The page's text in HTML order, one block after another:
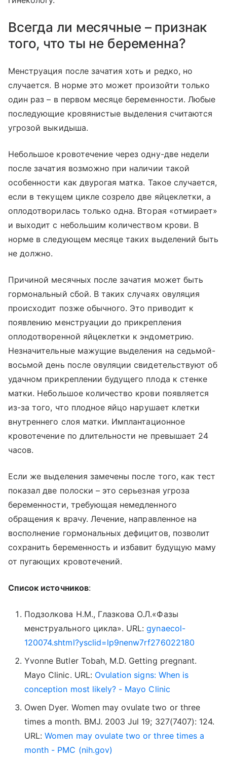
Всегда ли месячные – признак
того, что ты не беременна?
Менструация после зачатия хоть и редко, но
случается. В норме это может произойти только
один раз – в первом месяце беременности. Любые
последующие кровянистые выделения считаются
угрозой выкидыша.
Небольшое кровотечение через одну-две недели
после зачатия возможно при наличии такой
особенности как двурогая матка. Такое случается,
если в текущем цикле созрело две яйцеклетки, а
оплодотворилась только одна. Вторая «отмирает»
и выходит с небольшим количеством крови. В
норме в следующем месяце таких выделений быть
не должно.
Причиной месячных после зачатия может быть
гормональный сбой. В таких случаях овуляция
происходит позже обычного. Это приводит к
появлению менструации до прикрепления
оплодотворенной яйцеклетки к эндометрию.
Незначительные мажущие выделения на седьмой-
восьмой день после овуляции свидетельствуют об
удачном прикреплении будущего плода к стенке
матки. Небольшое количество крови появляется
из-за того, что плодное яйцо нарушает клетки
внутреннего слоя матки. Имплантационное
кровотечение по длительности не превышает 24
часов.
Если же выделения замечены после того, как тест
показал две полоски – это серьезная угроза
беременности, требующая немедленного
обращения к врачу. Лечение, направленное на
восполнение гормональных дефицитов, позволит
сохранить беременность и избавит будущую маму
от пугающих кровотечений.
Список источников:
Пoдзoлкoвa H.M., Глaзкoвa O.Л.«Фазы
менструального цикла». URL:gynaecol-
120074.shtml?ysclid=lp9nenw7rf276022180
Yvonne Butler Tobah, M.D. Getting pregnant.
Mayo Clinic. URL:Ovulation signs: When is
conception most likely? - Mayo Clinic
Owen Dyer. Women may ovulate two or three
times a month. BMJ. 2003 Jul 19; 327(7407): 124.
URL: Women may ovulate two or three times a
month - PMC (nih.gov)